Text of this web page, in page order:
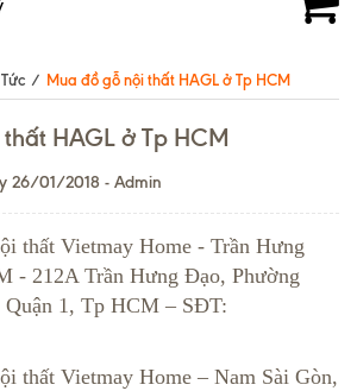
/ Mua đồ gỗ nội thất HAGL ở Tp HCM
HAGL ở Tp HCM
26/01/2018 - Admin
thất Vietmay Home - Trần Hưng
- 212A Trần Hưng Đạo, Phường
1, Tp HCM – SĐT:
thất Vietmay Home – Nam Sài Gòn,